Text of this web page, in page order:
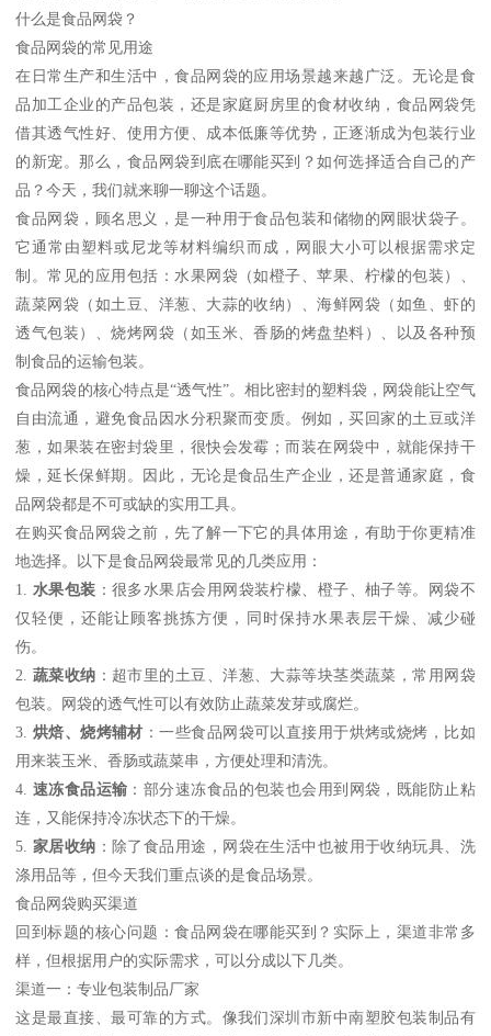
什么是食品网袋？
食品网袋的常见用途
在日常生产和生活中，食品网袋的应用场景越来越广泛。无论是食
品加工企业的产品包装，还是家庭厨房里的食材收纳，食品网袋凭
借其透气性好、使用方便、成本低廉等优势，正逐渐成为包装行业
的新宠。那么，食品网袋到底在哪能买到？如何选择适合自己的产
品？今天，我们就来聊一聊这个话题。
食品网袋，顾名思义，是一种用于食品包装和储物的网眼状袋子。
它通常由塑料或尼龙等材料编织而成，网眼大小可以根据需求定
制。常见的应用包括：水果网袋（如橙子、苹果、柠檬的包装）、
蔬菜网袋（如土豆、洋葱、大蒜的收纳）、海鲜网袋（如鱼、虾的
透气包装）、烧烤网袋（如玉米、香肠的烤盘垫料）、以及各种预
制食品的运输包装。
食品网袋的核心特点是“透气性”。相比密封的塑料袋，网袋能让空气
自由流通，避免食品因水分积聚而变质。例如，买回家的土豆或洋
葱，如果装在密封袋里，很快会发霉；而装在网袋中，就能保持干
燥，延长保鲜期。因此，无论是食品生产企业，还是普通家庭，食
品网袋都是不可或缺的实用工具。
在购买食品网袋之前，先了解一下它的具体用途，有助于你更精准
地选择。以下是食品网袋最常见的几类应用：
1. 水果包装 ：很多水果店会用网袋装柠檬、橙子、柚子等。网袋不
仅轻便，还能让顾客挑拣方便，同时保持水果表层干燥、减少碰
伤。
2. 蔬菜收纳 ：超市里的土豆、洋葱、大蒜等块茎类蔬菜，常用网袋
包装。网袋的透气性可以有效防止蔬菜发芽或腐烂。
3. 烘焙、烧烤辅材 ：一些食品网袋可以直接用于烘烤或烧烤，比如
用来装玉米、香肠或蔬菜串，方便处理和清洗。
4. 速冻食品运输 ：部分速冻食品的包装也会用到网袋，既能防止粘
连，又能保持冷冻状态下的干燥。
5. 家居收纳 ：除了食品用途，网袋在生活中也被用于收纳玩具、洗
涤用品等，但今天我们重点谈的是食品场景。
食品网袋购买渠道
回到标题的核心问题：食品网袋在哪能买到？实际上，渠道非常多
样，但根据用户的实际需求，可以分成以下几类。
渠道一：专业包装制品厂家
这是最直接、最可靠的方式。像我们深圳市新中南塑胶包装制品有